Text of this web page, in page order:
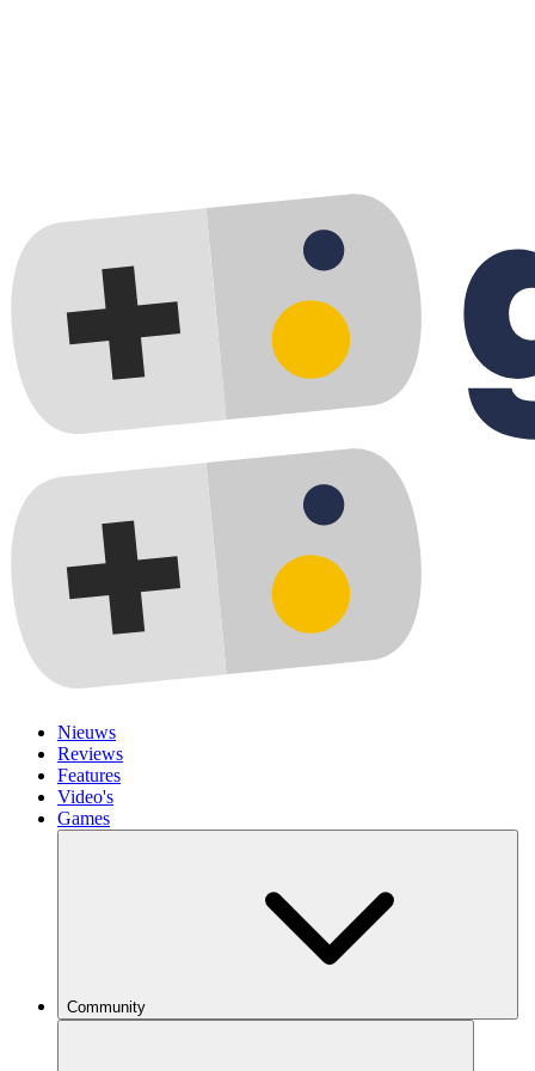
Nieuws
Reviews
Features
Video's
Games
Community